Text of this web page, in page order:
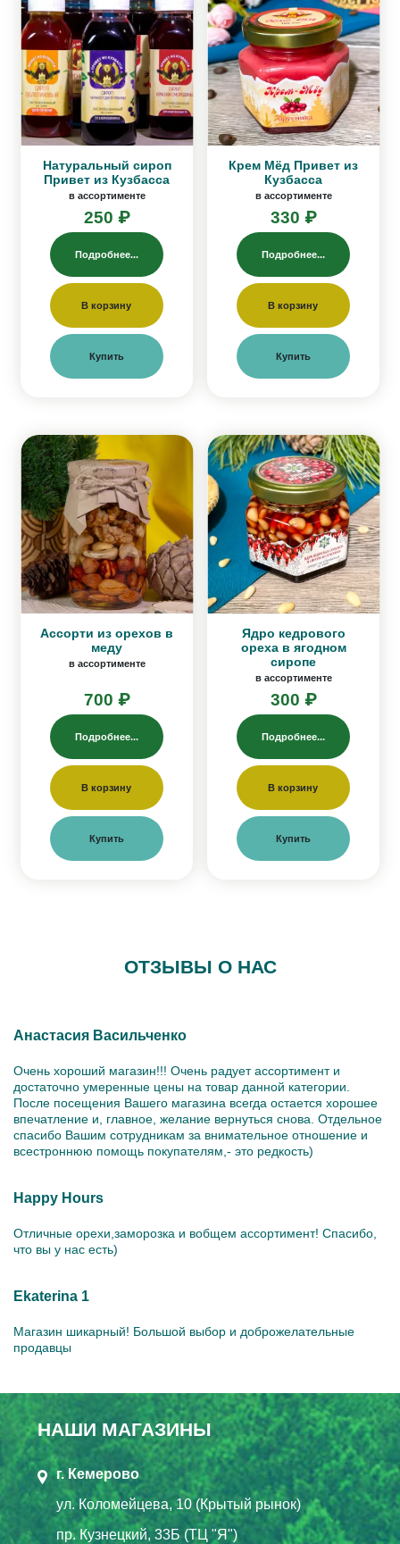
Натуральный сироп
Привет из Кузбасса
в ассортименте
250 ₽
Подробнее...
В корзину
Купить
Крем Мёд Привет из
Кузбасса
в ассортименте
330 ₽
Подробнее...
В корзину
Купить
Ассорти из орехов в
меду
в ассортименте
700 ₽
Подробнее...
В корзину
Купить
Ядро кедрового
ореха в ягодном
сиропе
в ассортименте
300 ₽
Подробнее...
В корзину
Купить
ОТЗЫВЫ О НАС
Анастасия Васильченко
Очень хороший магазин!!! Очень радует ассортимент и
достаточно умеренные цены на товар данной категории.
После посещения Вашего магазина всегда остается хорошее
впечатление и, главное, желание вернуться снова. Отдельное
спасибо Вашим сотрудникам за внимательное отношение и
всестроннюю помощь покупателям,- это редкость)
Happy Hours
Отличные орехи,заморозка и вобщем ассортимент! Спасибо,
что вы у нас есть)
Ekaterina 1
Магазин шикарный! Большой выбор и доброжелательные
продавцы
НАШИ МАГАЗИНЫ
г. Кемерово
ул. Коломейцева, 10 (Крытый рынок)
пр. Кузнецкий, 33Б (ТЦ "Я")